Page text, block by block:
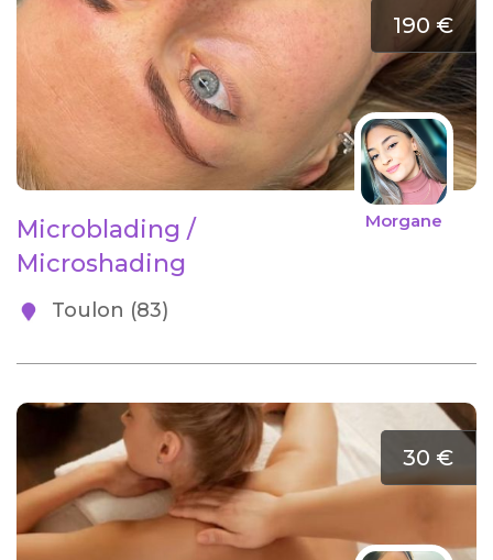
190 €
Morgane
Microblading /
Microshading
Toulon (83)
30 €